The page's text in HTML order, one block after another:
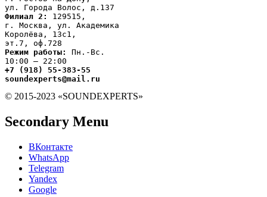
Филиал 2:
129515,
г. Москва, ул. Академика
Королёва, 13с1,
Режим работы:
Пн.-Вс.
+7 (918) 55-383-55
soundexperts@mail.ru
© 2015-2023 «SOUNDEXPERTS»
Secondary Menu
ВКонтакте
WhatsApp
Telegram
Yandex
Google